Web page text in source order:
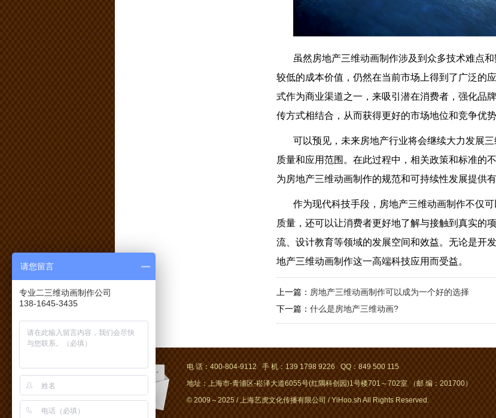
虽然房地产三维动画制作涉及到众多技术难点
较低的成本价值，仍然在当前市场上得到了广泛的
式作为商业渠道之一，来吸引潜在消费者，强化品
传方式相结合，从而获得更好的市场地位和竞争优势
可以预见，未来房地产行业将会继续大力发展
质量和应用范围。在此过程中，相关政策和标准的
为房地产三维动画制作的规范和可持续性发展提供有
作为现代科技手段，房地产三维动画制作不仅
质量，还可以让消费者更好地了解与接触到真实的
流、设计教育等领域的发展空间和效益。无论是开
地产三维动画制作这一高端科技应用而受益。
上一篇： 房地产三维动画制作可以成为一个好的选择
下一篇： 什么是房地产三维动画?
电 话：400-804-9112 手 机：139 1798 9226 QQ：849 500 115
地址：上海市-青浦区-崧泽大道6055号(红隅科创园)1号楼701～702室 （邮 编：201700）
© 2009～2025 / 上海艺虎文化传播有限公司 / YiHoo.sh All Rights Reserved.
请您留言
专业二三维动画制作公司
138-1645-3435